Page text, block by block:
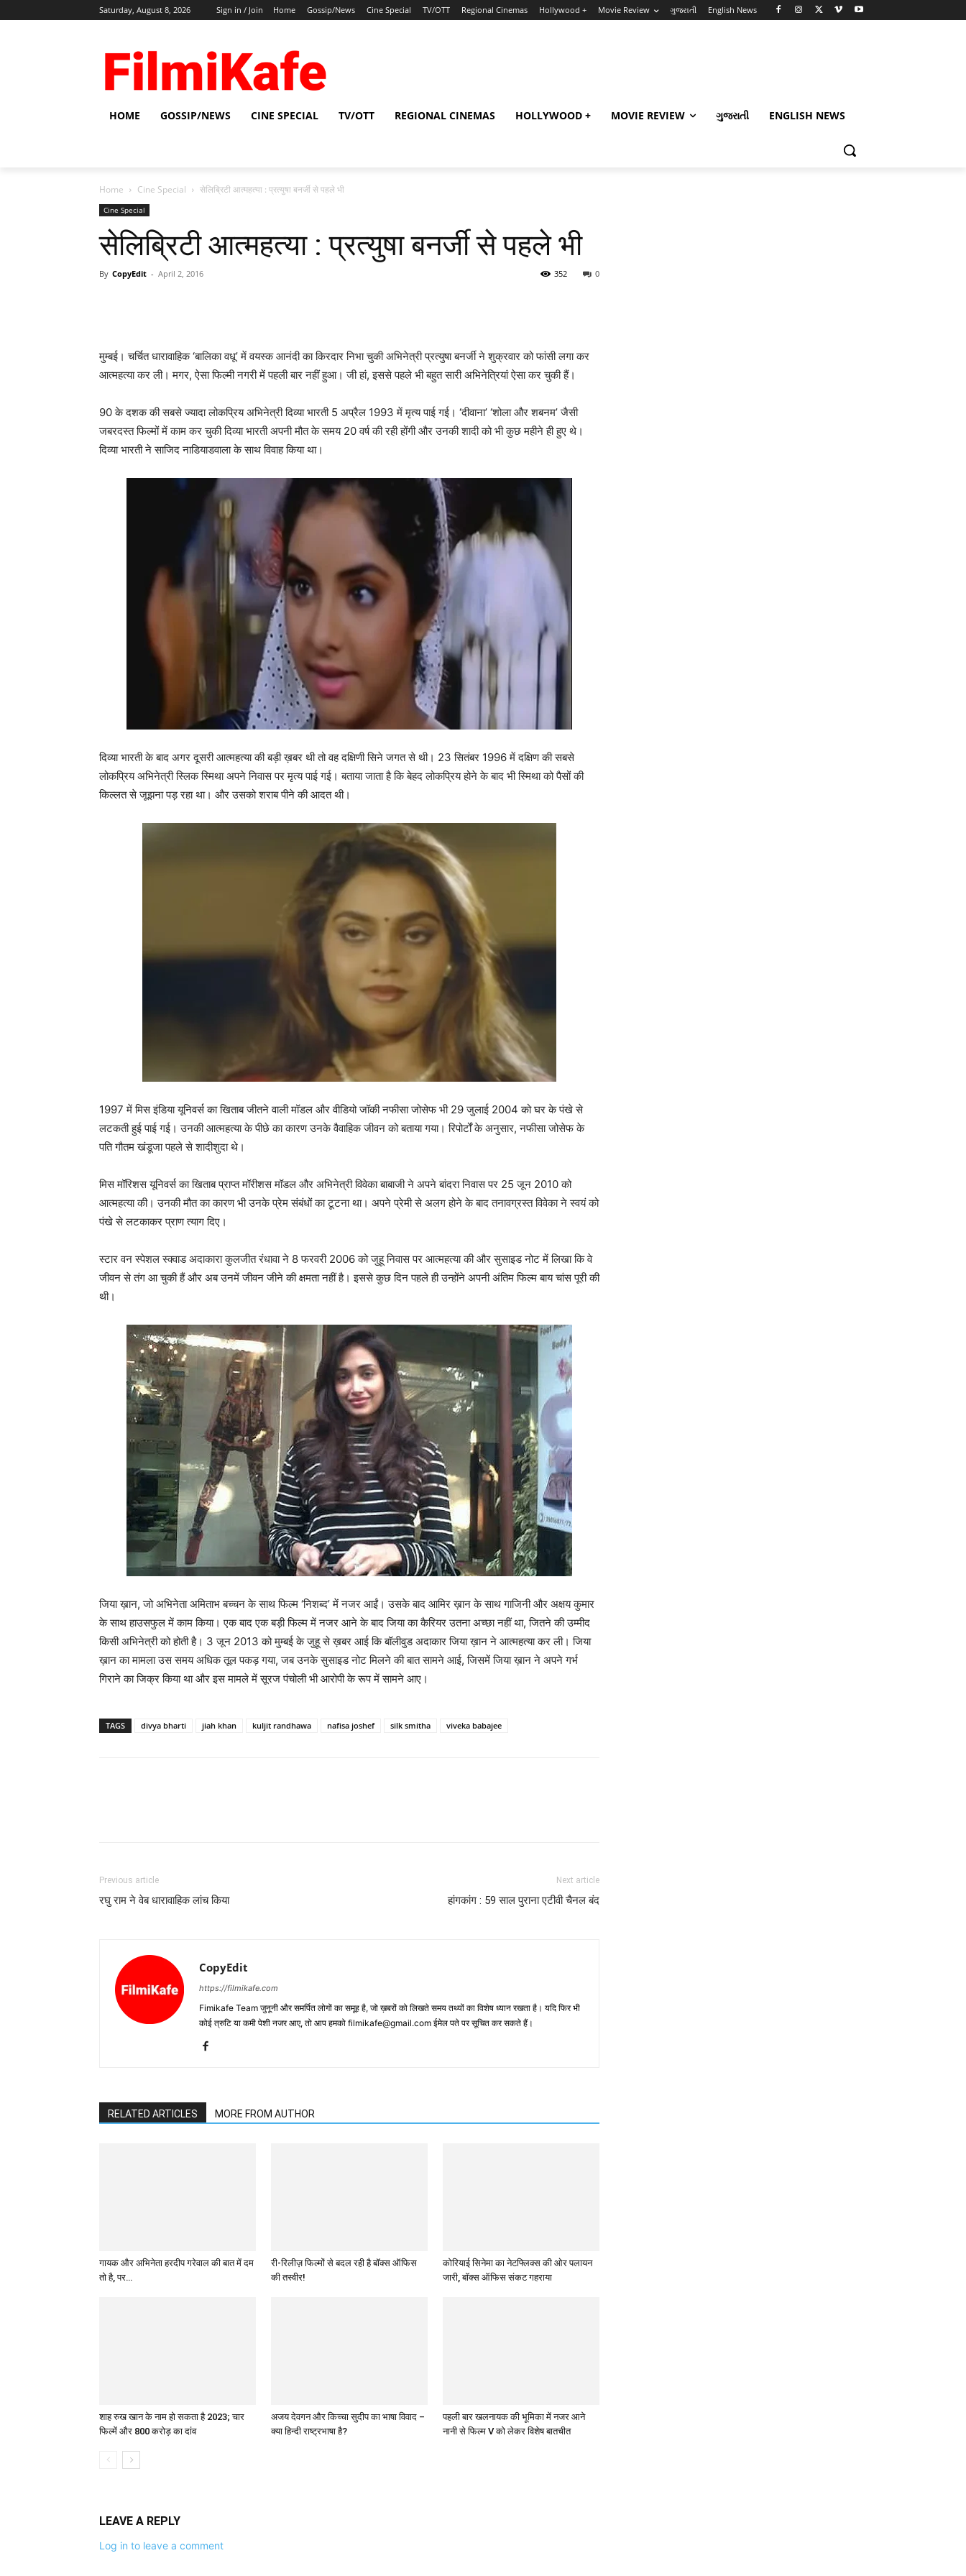
Saturday, August 8, 2026 Sign in / Join Home Gossip/News Cine Special TV/OTT Regional Cinemas Hollywood + Movie Review ગુજરાતી English News
HOME GOSSIP/NEWS CINE SPECIAL TV/OTT REGIONAL CINEMAS HOLLYWOOD + MOVIE REVIEW ગુજરાતી ENGLISH NEWS
Home Cine Special सेलिब्रिटी आत्महत्या : प्रत्युषा बनर्जी से पहले भी
Cine Special
सेलिब्रिटी आत्महत्या : प्रत्युषा बनर्जी से पहले भी
By CopyEdit - April 2, 2016 0
352
मुम्बई। चर्चित धारावाहिक ‘बालिका वधू’ में वयस्क आनंदी का किरदार निभा चुकी अभिनेत्री प्रत्युषा बनर्जी ने शुक्रवार को फांसी लगा कर
आत्महत्या कर ली। मगर, ऐसा फिल्‍मी नगरी में पहली बार नहीं हुआ। जी हां, इससे पहले भी बहुत सारी अभिनेत्रियां ऐसा कर चुकी हैं।
90 के दशक की सबसे ज्‍यादा लोकप्रिय अभिनेत्री दिव्‍या भारती 5 अप्रैल 1993 में मृत्‍य पाई गई। ‘दीवाना’ ‘शोला और शबनम’ जैसी
जबरदस्‍त फिल्‍मों में काम कर चुकी दिव्‍या भारती अपनी मौत के समय 20 वर्ष की रही होंगी और उनकी शादी को भी कुछ महीने ही हुए थे।
दिव्‍या भारती ने साजिद नाडियाडवाला के साथ विवाह किया था।
दिव्या भारती के बाद अगर दूसरी आत्‍महत्‍या की बड़ी ख़बर थी तो वह दक्षिणी सिने जगत से थी। 23 सितंबर 1996 में दक्षिण की सबसे
लोकप्रिय अभिनेत्री स्‍लिक स्मिथा अपने निवास पर मृत्‍य पाई गई। बताया जाता है कि बेहद लोकप्रिय होने के बाद भी स्मिथा को पैसों की
किल्‍लत से जूझना पड़ रहा था। और उसको शराब पीने की आदत थी।
1997 में मिस इंडिया यूनिवर्स का खिताब जीतने वाली मॉडल और वीडियो जॉकी नफीसा जोसेफ भी 29 जुलाई 2004 को घर के पंखे से
लटकती हुई पाई गई। उनकी आत्‍महत्‍या के पीछे का कारण उनके वैवाहिक जीवन को बताया गया। रिपोर्टों के अनुसार, नफीसा जोसेफ के
पति गौतम खंडूजा पहले से शादीशुदा थे।
मिस मॉरिशस यूनिवर्स का खिताब प्राप्‍त मॉरीशस मॉडल और अभिनेत्री विवेका बाबाजी ने अपने बांदरा निवास पर 25 जून 2010 को
आत्‍महत्‍या की। उनकी मौत का कारण भी उनके प्रेम संबंधों का टूटना था। अपने प्रेमी से अलग होने के बाद तनावग्रस्‍त विवेका ने स्‍वयं को
पंखे से लटकाकर प्राण त्‍याग दिए।
स्‍टार वन स्पेशल स्क्वाड अदाकारा कुलजीत रंधावा ने 8 फरवरी 2006 को जुहू निवास पर आत्‍महत्‍या की और सुसाइड नोट में लिखा कि वे
जीवन से तंग आ चुकी हैं और अब उनमें जीवन जीने की क्षमता नहीं है। इससे कुछ दिन पहले ही उन्‍होंने अपनी अंतिम फिल्‍म बाय चांस पूरी की
थी।
जिया ख़ान, जो अभिनेता अमिताभ बच्‍चन के साथ फिल्‍म ‘निशब्‍द’ में नजर आईं। उसके बाद आमिर ख़ान के साथ गाजिनी और अक्षय कुमार
के साथ हाउसफुल में काम किया। एक बाद एक बड़ी फिल्‍म में नजर आने के बाद जिया का कैरियर उतना अच्‍छा नहीं था, जितने की उम्‍मीद
किसी अभिनेत्री को होती है। 3 जून 2013 को मुम्‍बई के जुहू से ख़बर आई कि बॉलीवुड अदाकार जिया ख़ान ने आत्‍महत्‍या कर ली। जिया
ख़ान का मामला उस समय अधिक तूल पकड़ गया, जब उनके सुसाइड नोट मिलने की बात सामने आई, जिसमें जिया ख़ान ने अपने गर्भ
गिराने का जिक्र किया था और इस मामले में सूरज पंचोली भी आरोपी के रूप में सामने आए।
TAGS divya bharti jiah khan kuljit randhawa nafisa joshef silk smitha viveka babajee
Previous article
रघु राम ने वेब धारावाहिक लांच किया
Next article
हांगकांग : 59 साल पुराना एटीवी चैनल बंद
CopyEdit
https://filmikafe.com
Fimikafe Team जुनूनी और समर्पित लोगों का समूह है, जो ख़बरों को लिखते समय तथ्‍यों का विशेष ध्‍यान रखता है। यदि फिर भी
कोई त्रुटि या कमी पेशी नजर आए, तो आप हमको filmikafe@gmail.com ईमेल पते पर सूचित कर सकते हैं।
RELATED ARTICLES MORE FROM AUTHOR
गायक और अभिनेता हरदीप गरेवाल की बात में दम
तो है, पर…
री-रिलीज़ फिल्मों से बदल रही है बॉक्स ऑफिस
की तस्वीर!
कोरियाई सिनेमा का नेटफ्लिक्स की ओर पलायन
जारी, बॉक्स ऑफिस संकट गहराया
शाह रुख खान के नाम हो सकता है 2023; चार
फिल्में और 800 करोड़ का दांव
अजय देवगन और किच्चा सुदीप का भाषा विवाद –
क्या हिन्दी राष्ट्रभाषा है?
पहली बार खलनायक की भूमिका में नजर आने
नानी से फिल्‍म V को लेकर विशेष बातचीत
LEAVE A REPLY
Log in to leave a comment